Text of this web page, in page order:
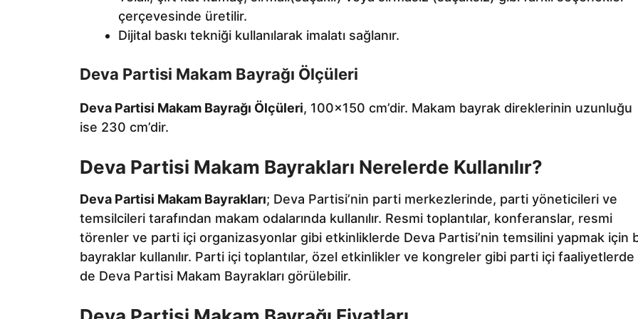
çerçevesinde üretilir.
Dijital baskı tekniği kullanılarak imalatı sağlanır.
Deva Partisi Makam Bayrağı Ölçüleri
Deva Partisi Makam Bayrağı Ölçüleri, 100×150 cm’dir. Makam bayrak direklerinin uzunluğu
ise 230 cm’dir.
Deva Partisi Makam Bayrakları Nerelerde Kullanılır?
Deva Partisi Makam Bayrakları; Deva Partisi’nin parti merkezlerinde, parti yöneticileri ve
temsilcileri tarafından makam odalarında kullanılır. Resmi toplantılar, konferanslar, resmi
törenler ve parti içi organizasyonlar gibi etkinliklerde Deva Partisi’nin temsilini yapmak için
bayraklar kullanılır. Parti içi toplantılar, özel etkinlikler ve kongreler gibi parti içi faaliyetlerde
de Deva Partisi Makam Bayrakları görülebilir.